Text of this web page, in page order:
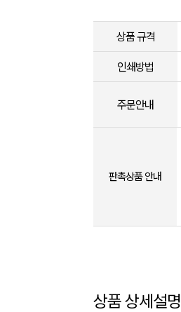
상품 규격
인쇄방법
주문안내
판촉상품 안내
상품 상세설명